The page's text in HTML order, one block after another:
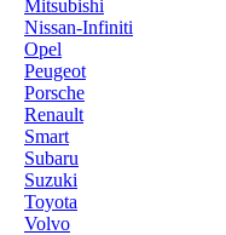
Mitsubishi
Nissan-Infiniti
Opel
Peugeot
Porsche
Renault
Smart
Subaru
Suzuki
Toyota
Volvo